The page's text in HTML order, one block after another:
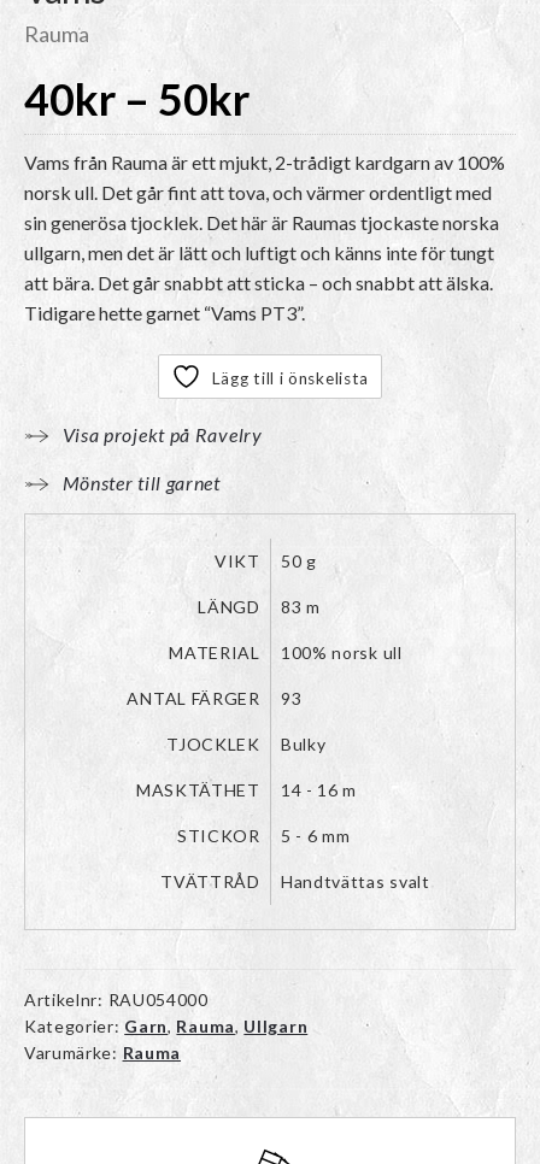
Rauma
40kr – 50krPrisintervall:
40kr
till
50kr
Vams från Rauma är ett mjukt, 2-trådigt kardgarn av 100%
norsk ull. Det går fint att tova, och värmer ordentligt med
sin generösa tjocklek. Det här är Raumas tjockaste norska
ullgarn, men det är lätt och luftigt och känns inte för tungt
att bära. Det går snabbt att sticka – och snabbt att älska.
Tidigare hette garnet “Vams PT3”.
Lägg till i önskelista
Visa projekt på Ravelry
Mönster till garnet
VIKT 50 g
LÄNGD 83 m
MATERIAL 100% norsk ull
ANTAL FÄRGER 93
TJOCKLEK Bulky
MASKTÄTHET 14 - 16 m
STICKOR 5 - 6 mm
TVÄTTRÅD Handtvättas svalt
Artikelnr: RAU054000
Kategorier: Garn, Rauma, Ullgarn
Varumärke: Rauma